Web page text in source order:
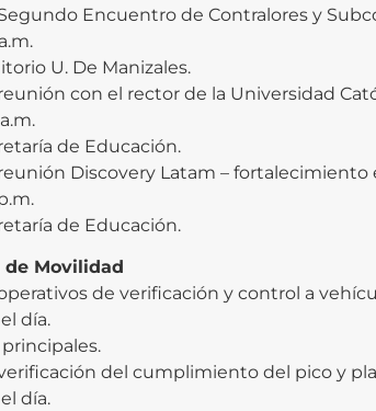
Encuentro de Contralores y
U. De Manizales.
con el rector de la Universidad
de Educación.
Discovery Latam –
de Educación.
de Movilidad
de verificación y control a
día.
del cumplimiento del pico y
día.